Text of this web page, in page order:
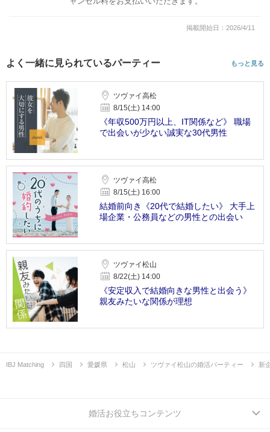
掲載開始日：2026/4/11
よく一緒に見られているパーティー もっと見る
ツヴァイ高松
8/15(土) 14:00
《年収500万円以上、IT関係など》 職場
で出会いが少ない誠実な30代男性
ツヴァイ高松
8/15(土) 16:00
結婚前向き《20代で結婚したい》 大手上
場企業・公務員などの男性との出会い
ツヴァイ松山
8/22(土) 14:00
《安定収入で結婚向きな男性と出会う》
親友みたいな関係が理想
IBJ Matching 四国 愛媛県 松山 ツヴァイ松山の婚活パーティー 新
婚活お役立ちコンテンツ